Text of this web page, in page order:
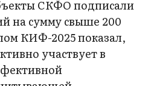
СКФО подписали
на сумму свыше 200
КИФ-2025 показал,
участвует в